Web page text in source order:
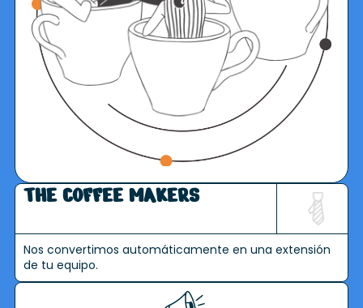
THE COFFEE MAKERS
Nos convertimos automáticamente en una extensión
de tu equipo.